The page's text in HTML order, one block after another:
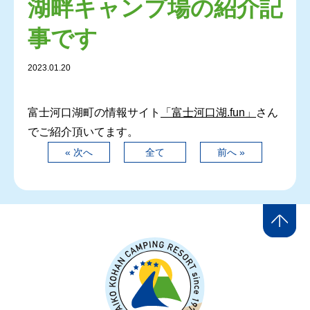
湖畔キャンプ場の紹介記
事です
2023.01.20
富士河口湖町の情報サイト 「富士河口湖.fun」
さん
でご紹介頂いてます。
« 次へ 全て 前へ »